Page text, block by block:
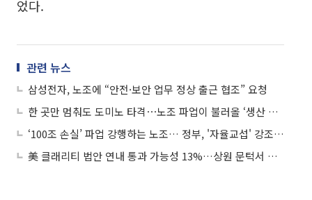
었다.
관련 뉴스
삼성전자, 노조에 “안전·보안 업무 정상 출근 협조” 요청
한 곳만 멈춰도 도미노 타격⋯노조 파업이 불러올 ‘생산 쇼크’
‘100조 손실’ 파업 강행하는 노조… 정부, '자율교섭' 강조 속 초강수 대기
美 클래리티 법안 연내 통과 가능성 13%…상원 문턱서 제동